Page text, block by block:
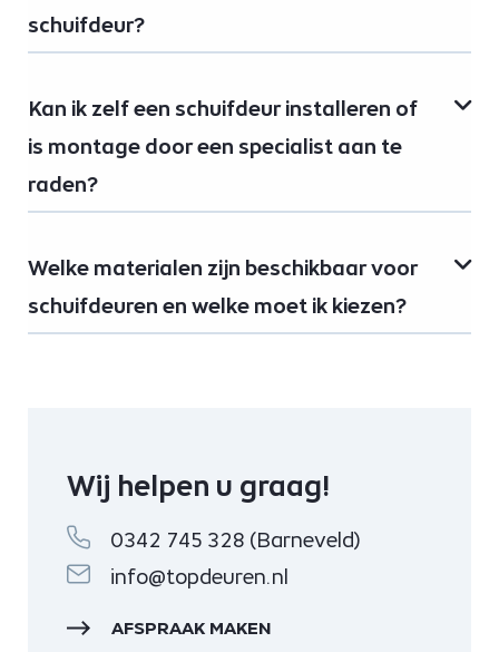
schuifdeur?
Kan ik zelf een schuifdeur installeren of
is montage door een specialist aan te
raden?
Welke materialen zijn beschikbaar voor
schuifdeuren en welke moet ik kiezen?
Wij helpen u graag!
0342 745 328 (Barneveld)
info@topdeuren.nl
AFSPRAAK MAKEN